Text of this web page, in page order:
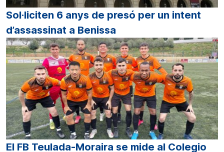
Sol·liciten 6 anys de presó per un intent
d’assassinat a Benissa
El FB Teulada-Moraira se mide al Colegio